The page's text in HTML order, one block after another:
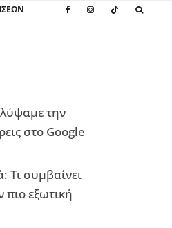
την
στο Google
Τι συμβαίνει
εξωτική